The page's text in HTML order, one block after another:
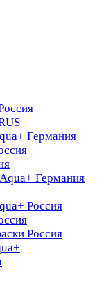
Германия
Германия
Россия
Россия